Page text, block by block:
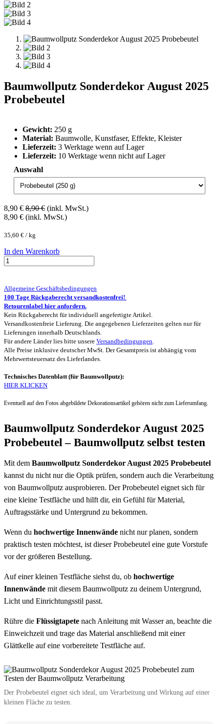
Baumwollputz Sonderdekor August 2025
Probebeutel
Gewicht: 250 g
Material: Baumwolle, Kunstfaser, Effekte, Kleister
Lieferzeit: 3 Werktage wenn auf Lager
Lieferzeit: 10 Werktage wenn nicht auf Lager
Auswahl
8,90 € 8,90€ (inkl. MwSt.)
8,90 € (inkl. MwSt.)
35,60 € / kg
In den Warenkorb
Allgemeine Geschäftsbedingungen
100 Tage Rückgaberecht versandkostenfrei!
Retourenlabel hier anfordern.
Kein Rückgaberecht für individuell angefertigte Artikel.
Versandkostenfreie Lieferung. Die angegebenen Lieferzeiten gelten nur für
Lieferungen innerhalb Deutschlands.
Für andere Länder lies bitte unsere Versandbedingungen.
Alle Preise inklusive deutscher MwSt. Der Gesamtpreis ist abhängig vom
Mehrwertsteuersatz des Lieferlandes.
Technisches Datenblatt (für Baumwollputz):
HIER KLICKEN
Eventuell auf den Fotos abgebildete Dekorationsartikel gehören nicht zum Lieferumfang.
Baumwollputz Sonderdekor August 2025
Probebeutel – Baumwollputz selbst testen
Mit dem Baumwollputz Sonderdekor August 2025 Probebeutel
kannst du nicht nur die Optik prüfen, sondern auch die Verarbeitung
von Baumwollputz ausprobieren. Der Probebeutel eignet sich für
eine kleine Testfläche und hilft dir, ein Gefühl für Material,
Auftragsstärke und Untergrund zu bekommen.
Wenn du hochwertige Innenwände nicht nur planen, sondern
praktisch testen möchtest, ist dieser Probebeutel eine gute Vorstufe
vor der größeren Bestellung.
Auf einer kleinen Testfläche siehst du, ob hochwertige
Innenwände mit diesem Baumwollputz zu deinem Untergrund,
Licht und Einrichtungsstil passt.
Rühre die Flüssigtapete nach Anleitung mit Wasser an, beachte die
Einweichzeit und trage das Material anschließend mit einer
Glättkelle auf eine vorbereitete Testfläche auf.
Der Probebeutel eignet sich ideal, um Verarbeitung und Wirkung auf einer
kleinen Fläche zu testen.